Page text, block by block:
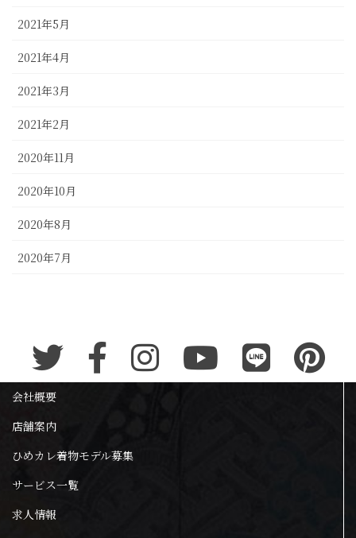
2021年5月
2021年4月
2021年3月
2021年2月
2020年11月
2020年10月
2020年8月
2020年7月
会社概要
店舗案内
ひめカレ着物モデル募集
サービス一覧
求人情報